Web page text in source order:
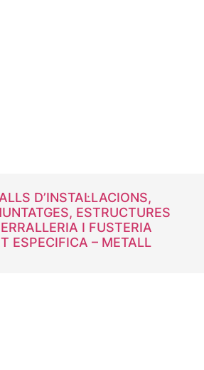
D’INSTAL·LACIONS,
ESTRUCTURES
I FUSTERIA
ESPECIFICA – METALL